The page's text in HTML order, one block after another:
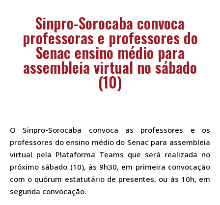
Sinpro-Sorocaba convoca
professoras e professores do
Senac ensino médio para
assembleia virtual no sábado
(10)
O Sinpro-Sorocaba convoca as professores e os
professores do ensino médio do Senac para assembleia
virtual pela Plataforma Teams que será realizada no
próximo sábado (10), às 9h30, em primeira convocação
com o quórum estatutário de presentes, ou às 10h, em
segunda convocação.